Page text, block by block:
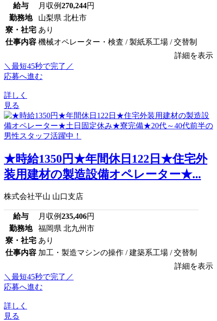
給与 月収例270,244円
勤務地
山梨県 北杜市
寮・社宅 あり
仕事内容 機械オペレーター・検査 / 製紙系工場 / 交替制
詳細を表示
＼最短45秒で完了／
応募へ進む
詳しく
見る
★時給1350円★年間休日122日★住宅外
装用建材の製造設備オペレーター★...
株式会社平山 山口支店
給与 月収例235,406円
勤務地
福岡県 北九州市
寮・社宅 あり
仕事内容 加工・製造マシンの操作 / 建築系工場 / 交替制
詳細を表示
＼最短45秒で完了／
応募へ進む
詳しく
見る